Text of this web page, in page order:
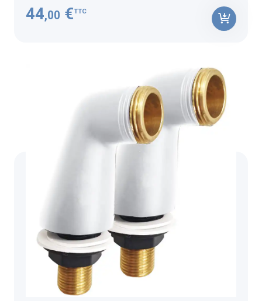
44,00 €TTC